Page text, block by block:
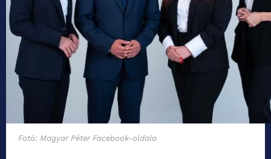
Fotó: Magyar Péter Facebook-oldala